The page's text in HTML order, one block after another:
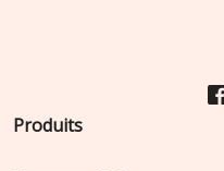
Produits